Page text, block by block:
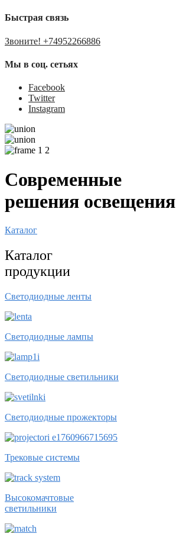
Быстрая связь
Звоните! +74952266886
Мы в соц. сетьях
Facebook
Twitter
Instagram
Современные
решения освещения
Каталог
Каталог
продукции
Светодиодные ленты
Светодиодные лампы
Светодиодные светильники
Светодиодные прожекторы
Трековые системы
Высокомачтовые
светильники